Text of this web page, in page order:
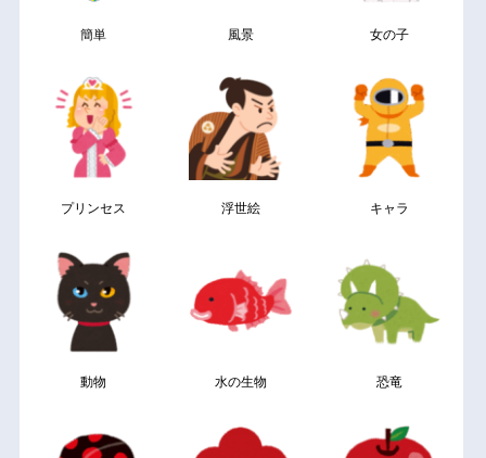
簡単 風景 女の子
プリンセス 浮世絵 キャラ
動物 水の生物 恐竜